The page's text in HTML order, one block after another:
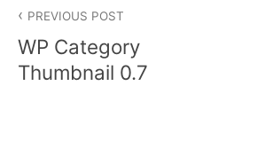
稿
ナ
PREVIOUS POST
WP Category
Thumbnail 0.7